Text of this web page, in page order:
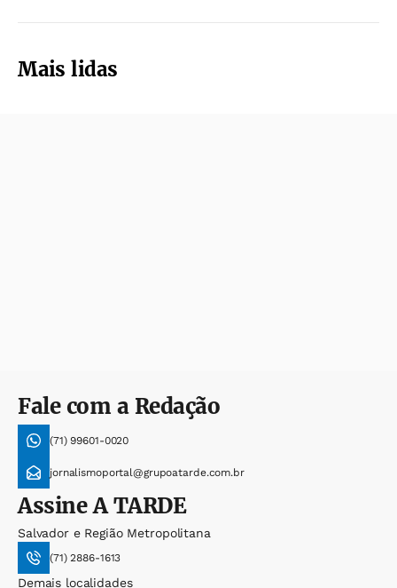
Mais lidas
Fale com a Redação
(71) 99601-0020
jornalismoportal@grupoatarde.com.br
AssineA TARDE
Salvador e Região Metropolitana
(71) 2886-1613
Demais localidades